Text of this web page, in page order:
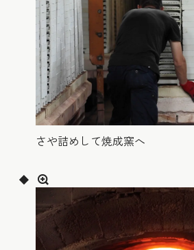
さや詰めして焼成窯へ